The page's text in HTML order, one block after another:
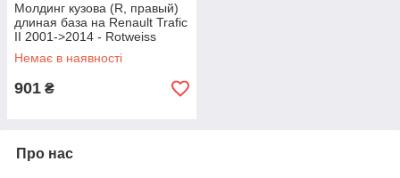
Молдинг кузова (R, правый)
длиная база на Renault Trafic
II 2001->2014 - Rotweiss
(Турция) - RWS1165
Немає в наявності
901 ₴
Про нас